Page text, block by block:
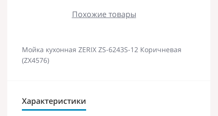
Похожие товары
Мойка кухонная ZERIX ZS-6243S-12 Коричневая
(ZX4576)
Характеристики